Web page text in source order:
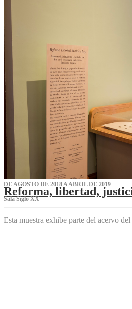
DE AGOSTO DE 2018 A ABRIL DE 2019
Reforma, libertad,
Sala Siglo XX
Esta muestra exhibe parte del acervo